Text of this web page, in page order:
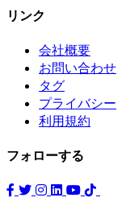
リンク
会社概要
お問い合わせ
タグ
プライバシー
利用規約
フォローする